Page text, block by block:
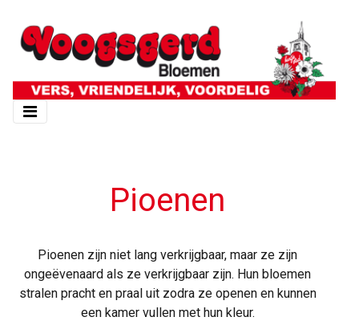
Pioenen
Pioenen zijn niet lang verkrijgbaar, maar ze zijn
ongeëvenaard als ze verkrijgbaar zijn. Hun bloemen
stralen pracht en praal uit zodra ze openen en kunnen
een kamer vullen met hun kleur.